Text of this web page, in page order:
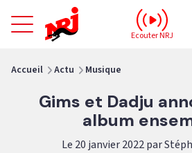
NRJ - Accueil
Ecouter NRJ
Accueil Actu Musique
Gims et Dadju
album
Le 20 janvier 2022 par